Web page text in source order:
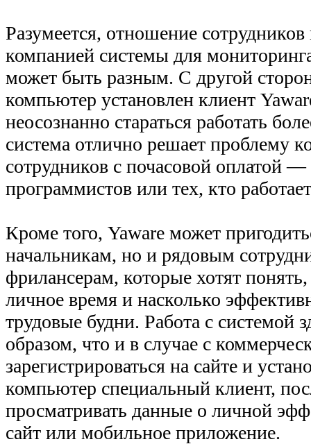
Разумеется, отношение
компанией системы для
может быть разным. С другой
компьютер установлен клиент
неосознанно стараться работать
система отлично решает проблему
сотрудников с почасовой оплатой
программистов или тех, кто
Кроме того, Yaware может
начальникам, но и рядовым
фрилансерам, которые хотят понять,
личное время и насколько
трудовые будни. Работа с системой
образом, что и в случае с
зарегистрироваться на сайте и
компьютер специальный клиент,
просматривать данные о личной
сайт или мобильное приложение.